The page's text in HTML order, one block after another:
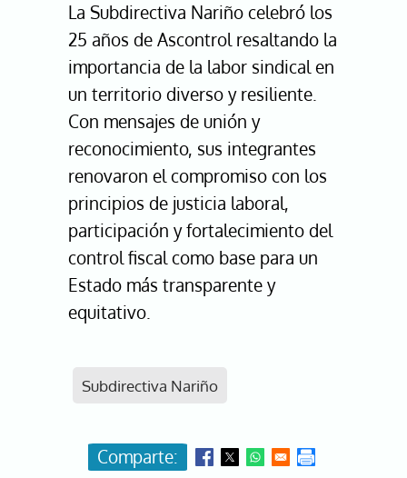
La Subdirectiva Nariño celebró los
25 años de Ascontrol resaltando la
importancia de la labor sindical en
un territorio diverso y resiliente.
Con mensajes de unión y
reconocimiento, sus integrantes
renovaron el compromiso con los
principios de justicia laboral,
participación y fortalecimiento del
control fiscal como base para un
Estado más transparente y
equitativo.
Subdirectiva Nariño